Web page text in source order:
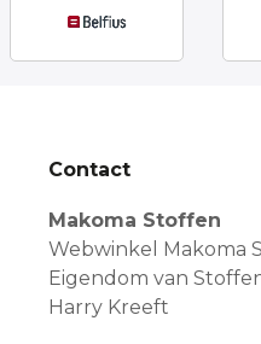
Contact
Makoma Stoffen
Webwinkel Makoma
Eigendom van
Harry Kreeft